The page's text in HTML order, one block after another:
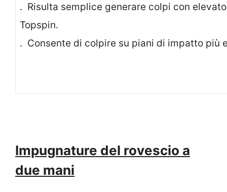
. Risulta semplice generare colpi con elevato
. Consente di colpire su piani di impatto più
Impugnature del rovescio a
due mani